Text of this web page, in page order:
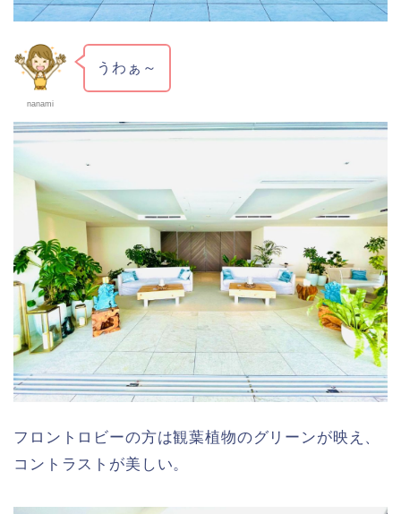
nanami
うわぁ～
フロントロビーの方は観葉植物のグリーンが映え、
コントラストが美しい。